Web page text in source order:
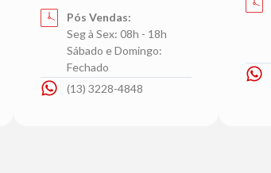
Pós Vendas:
Seg à Sex: 08h - 18h
Sábado e Domingo:
Fechado
(13) 3228-4848